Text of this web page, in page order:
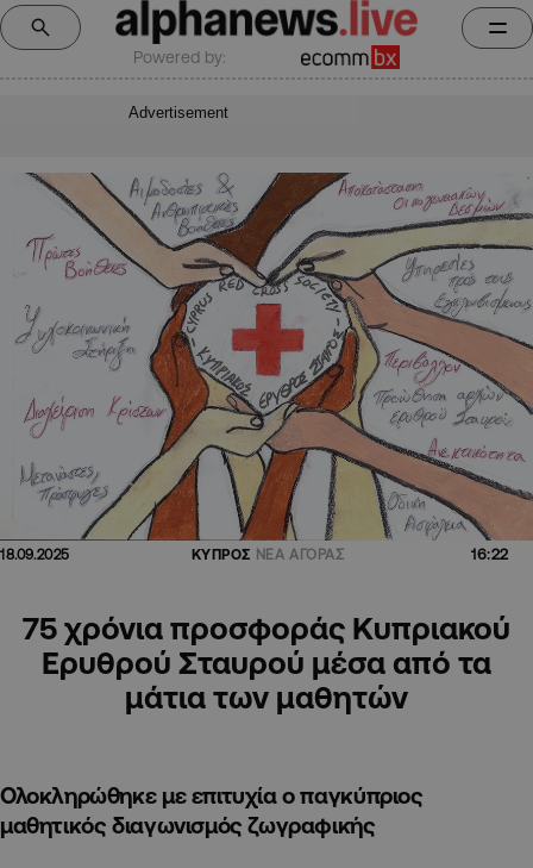
Powered by:
Advertisement
18.09.2025 ΚΥΠΡΟΣ ΝΕΑ ΑΓΟΡΑΣ 16:22
75 χρόνια προσφοράς Κυπριακού
Ερυθρού Σταυρού μέσα από τα
μάτια των μαθητών
Ολοκληρώθηκε με επιτυχία ο παγκύπριος
μαθητικός διαγωνισμός ζωγραφικής